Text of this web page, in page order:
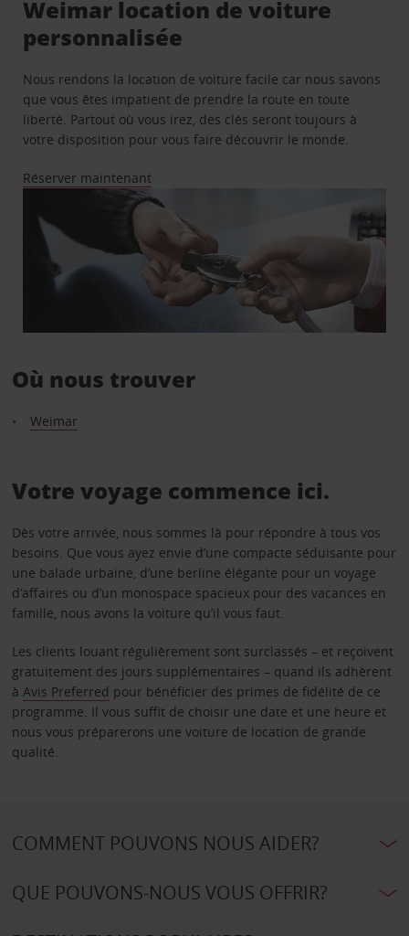
Weimar location de voiture
personnalisée
Nous rendons la location de voiture facile car nous savons
que vous êtes impatient de prendre la route en toute
liberté. Partout où vous irez, des clés seront toujours à
votre disposition pour vous faire découvrir le monde.
Réserver maintenant
Où nous trouver
Weimar
Votre voyage commence ici.
Dès votre arrivée, nous sommes là pour répondre à tous vos
besoins. Que vous ayez envie d’une compacte séduisante pour
une balade urbaine, d’une berline élégante pour un voyage
d’affaires ou d’un monospace spacieux pour des vacances en
famille, nous avons la voiture qu’il vous faut.
Les clients louant régulièrement sont surclassés – et reçoivent
gratuitement des jours supplémentaires – quand ils adhèrent
à Avis Preferred pour bénéficier des primes de fidélité de ce
programme. Il vous suffit de choisir une date et une heure et
nous vous préparerons une voiture de location de grande
qualité.
COMMENT POUVONS NOUS AIDER?
QUE POUVONS-NOUS VOUS OFFRIR?